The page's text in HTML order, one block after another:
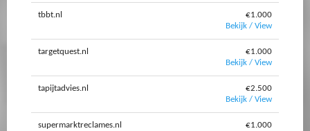
tbbt.nl
€1.000
Bekijk / View
targetquest.nl
€1.000
Bekijk / View
tapijtadvies.nl
€2.500
Bekijk / View
supermarktreclames.nl
€1.000